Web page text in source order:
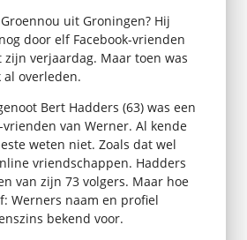
uit Groningen? Hij
door elf Facebook-vrienden
verjaardag. Maar toen was
overleden.
Bert Hadders (63) was een
vrienden van Werner. Al kende
weten niet. Zoals dat wel
vriendschappen. Hadders
van zijn 73 volgers. Maar hoe
Werners naam en profiel
bekend voor.